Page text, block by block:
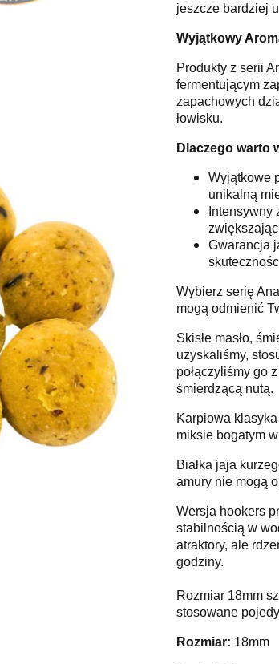
jeszcze bardziej
Wyjątkowy
Produkty z serii
fermentującym
zapachowych
łowisku.
Dlaczego warto
Wyjątkowe
unikalną
Intensywny
Gwarancja
Wybierz serię
mogą odmienić
Skisłe masło,
uzyskaliśmy,
połączyliśmy go
śmierdzącą nutą.
Karpiowa
miksie bogatym
Białka jaja
amury nie mogą
Wersja hookers
stabilnością w
atraktory, ale
godziny.
Rozmiar 18mm
stosowane
Rozmiar: 18mm